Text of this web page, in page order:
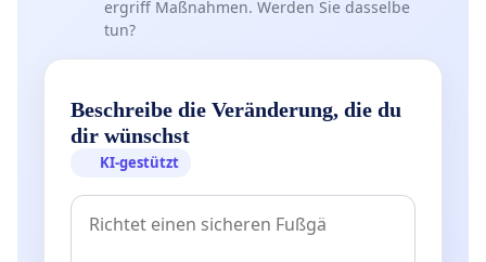
ergriff Maßnahmen. Werden Sie dasselbe
tun?
Beschreibe die Veränderung, die du
dir wünschst
KI-gestützt